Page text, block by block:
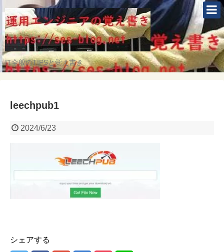
IT全般のTIPSと覚え書き
leechpub1
2024/6/23
シェアする